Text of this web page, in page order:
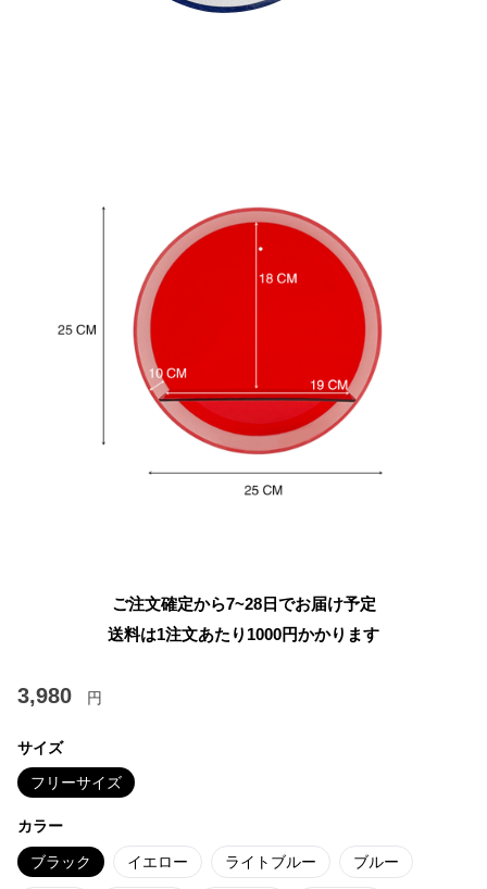
ご注文確定から7~28日でお届け予定
送料は1注文あたり 1000円かかります
3,980 円
サイズ
フリーサイズ
カラー
ブラック イエロー ライトブルー ブルー